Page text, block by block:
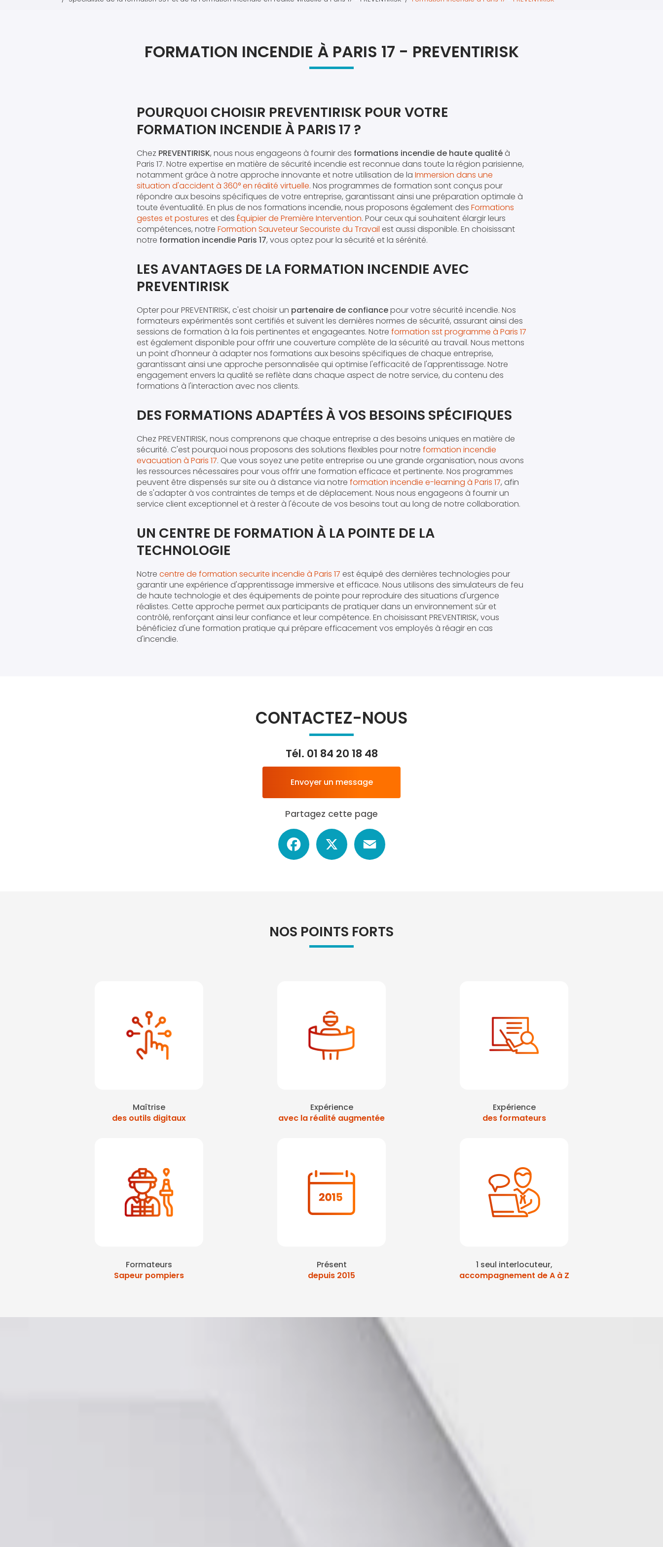
FORMATION INCENDIE À PARIS 17 - PREVENTIRISK
POURQUOI CHOISIR PREVENTIRISK POUR VOTRE
FORMATION INCENDIE À PARIS 17 ?
Chez PREVENTIRISK, nous nous engageons à fournir des formations incendie de haute qualitéà
Paris 17. Notre expertise en matière de sécurité incendie est reconnue dans toute la région parisienne,
notamment grâce à notre approche innovante et notre utilisation de la Immersion dans une
situation d'accident à 360° en réalité virtuelle. Nos programmes de formation sont conçus pour
répondre aux besoins spécifiques de votre entreprise, garantissant ainsi une préparation optimale à
toute éventualité. En plus de nos formations incendie, nous proposons également des Formations
gestes et postures et des Équipier de Première Intervention. Pour ceux qui souhaitent élargir leurs
compétences, notre Formation Sauveteur Secouriste du Travail est aussi disponible. En choisissant
notre formation incendie Paris 17, vous optez pour la sécurité et la sérénité.
LES AVANTAGES DE LA FORMATION INCENDIE AVEC
PREVENTIRISK
Opter pour PREVENTIRISK, c'est choisir un partenaire de confiancepour votre sécurité incendie. Nos
formateurs expérimentés sont certifiés et suivent les dernières normes de sécurité, assurant ainsi des
sessions de formation à la fois pertinentes et engageantes. Notre formation sst programme à Paris 17
est également disponible pour offrir une couverture complète de la sécurité au travail. Nous mettons
un point d'honneur à adapter nos formations aux besoins spécifiques de chaque entreprise,
garantissant ainsi une approche personnalisée qui optimise l'efficacité de l'apprentissage. Notre
engagement envers la qualité se reflète dans chaque aspect de notre service, du contenu des
formations à l'interaction avec nos clients.
DES FORMATIONS ADAPTÉES À VOS BESOINS SPÉCIFIQUES
Chez PREVENTIRISK, nous comprenons que chaque entreprise a des besoins uniques en matière de
sécurité. C'est pourquoi nous proposons des solutions flexibles pour notre formation incendie
evacuation à Paris 17. Que vous soyez une petite entreprise ou une grande organisation, nous avons
les ressources nécessaires pour vous offrir une formation efficace et pertinente. Nos programmes
peuvent être dispensés sur site ou à distance via notre formation incendie e-learning à Paris 17, afin
de s'adapter à vos contraintes de temps et de déplacement. Nous nous engageons à fournir un
service client exceptionnel et à rester à l'écoute de vos besoins tout au long de notre collaboration.
UN CENTRE DE FORMATION À LA POINTE DE LA
TECHNOLOGIE
Notre centre de formation securite incendie à Paris 17 est équipé des dernières technologies pour
garantir une expérience d'apprentissage immersive et efficace. Nous utilisons des simulateurs de feu
de haute technologie et des équipements de pointe pour reproduire des situations d'urgence
réalistes. Cette approche permet aux participants de pratiquer dans un environnement sûr et
contrôlé, renforçant ainsi leur confiance et leur compétence. En choisissant PREVENTIRISK, vous
bénéficiez d'une formation pratique qui prépare efficacement vos employés à réagir en cas
d'incendie.
CONTACTEZ-NOUS
Tél. 01 84 20 18 48
Envoyer un message
Partagez cette page
Facebook
NOS POINTS FORTS
Maîtrise
des outils digitaux
Expérience
avec la réalité augmentée
Expérience
des formateurs
Formateurs
Sapeur pompiers
Présent
depuis 2015
1 seul interlocuteur,
accompagnement de A à Z